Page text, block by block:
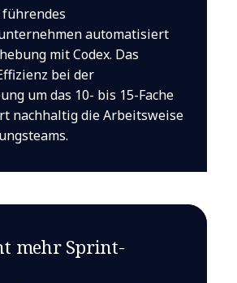
automatisiert
mit Codex. Das
bei der
um das 10- bis 15-Fache
nachhaltig die Arbeitsweise
mehr Sprint-